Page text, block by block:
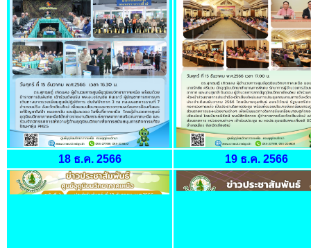
18 ธ.ค. 2566 19 ธ.ค. 2566